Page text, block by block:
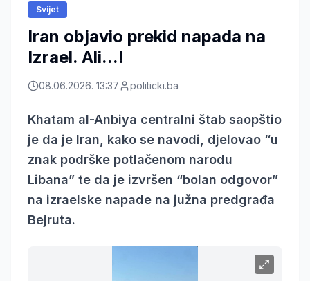
Svijet
Iran objavio prekid napada na
Izrael. Ali...!
08.06.2026. 13:37 politicki.ba
Khatam al-Anbiya centralni štab saopštio
je da je Iran, kako se navodi, djelovao “u
znak podrške potlačenom narodu
Libana” te da je izvršen “bolan odgovor”
na izraelske napade na južna predgrađa
Bejruta.